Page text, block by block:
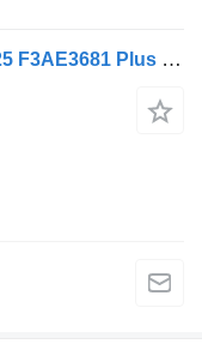
Moteur IVECO Stralis 420 504204525 F3AE3681 Plus de pièces en stock pour camion IVECO STRALIS 420